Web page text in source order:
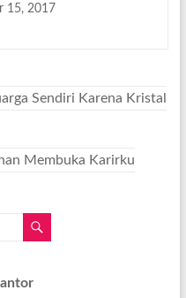
15, 2017
Sendiri Karena Kristal
Membuka Karirku